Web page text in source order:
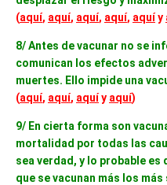
(aquí, aquí, aquí, aquí, aquíy
8/ Antes de vacunar no se
comunican los efectos
muertes. Ello impide una
(aquí, aquí, aquíy aquí)
9/ En cierta forma son
mortalidad por todas las
sea verdad, y lo probable
que se vacunan más los